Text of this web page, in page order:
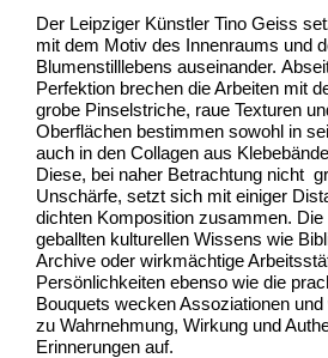
Der Leipziger Künstler Tino Geiss
mit dem Motiv des Innenraums und
Blumenstilllebens auseinander.
Perfektion brechen die Arbeiten mit
grobe Pinselstriche, raue Texturen
Oberflächen bestimmen sowohl in
auch in den Collagen aus
Diese, bei naher Betrachtung nicht
Unschärfe, setzt sich mit einiger
dichten Komposition zusammen. Die
geballten kulturellen Wissens wie
Archive oder wirkmächtige
Persönlichkeiten ebenso wie die
Bouquets wecken Assoziationen
zu Wahrnehmung, Wirkung und
Erinnerungen auf.